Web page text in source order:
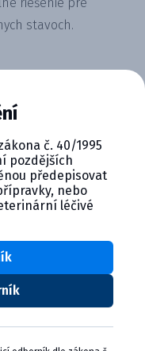
stavoch.
č. 40/1995
pozdějších
předepisovat
nebo
léčivé